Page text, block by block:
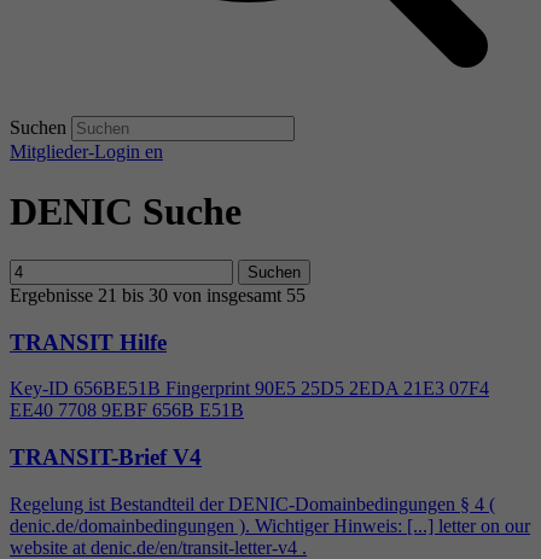
Suchen
Mitglieder-Login en
DENIC Suche
Suchen
Ergebnisse 21 bis 30 von insgesamt 55
TRANSIT Hilfe
Key-ID 656BE51B Fingerprint 90E5 25D5 2EDA 21E3 07F4
EE40 7708 9EBF 656B E51B
TRANSIT-Brief V4
Regelung ist Bestandteil der DENIC-Domainbedingungen § 4 (
denic.de/domainbedingungen ). Wichtiger Hinweis: [...] letter on our
website at denic.de/en/transit-letter-v4 .